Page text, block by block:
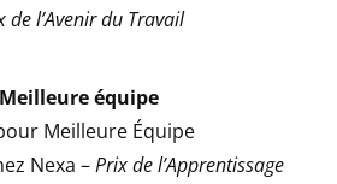
de l’Avenir du Travail
équipe
Meilleure Équipe
Nexa –Prix de l’Apprentissage